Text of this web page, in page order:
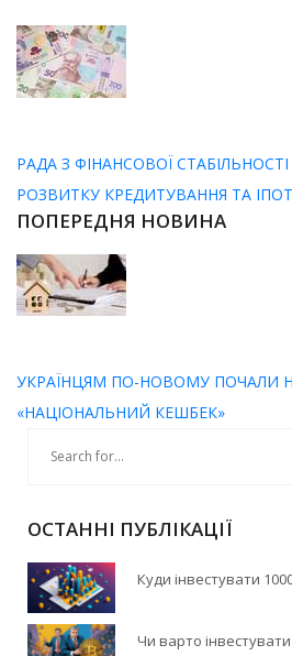
РАДА З ФІНАНСОВОЇ
РОЗВИТКУ КРЕДИТУВАННЯ ТА
ПОПЕРЕДНЯ НОВИНА
УКРАЇНЦЯМ ПО-НОВОМУ ПОЧАЛИ
«НАЦІОНАЛЬНИЙ КЕШБЕК»
ОСТАННІ ПУБЛІКАЦІЇ
Куди інвестувати
Чи варто інвестувати